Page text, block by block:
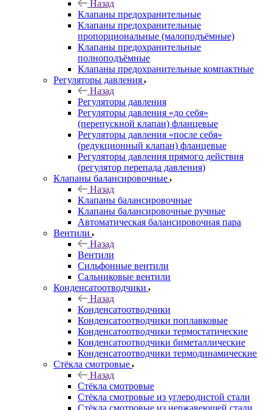
Назад
Клапаны предохранительные
Клапаны предохранительные
пропорциональные (малоподъёмные)
Клапаны предохранительные
полноподъёмные
Клапаны предохранительные компактные
Регуляторы давления
Назад
Регуляторы давления
Регуляторы давления «до себя»
(перепускной клапан) фланцевые
Регуляторы давления «после себя»
(редукционный клапан) фланцевые
Регуляторы давления прямого действия
(регулятор перепада давления)
Клапаны балансировочные
Назад
Клапаны балансировочные
Клапаны балансировочные ручные
Автоматическая балансировочная пара
Вентили
Назад
Вентили
Сильфонные вентили
Сальниковые вентили
Конденсатоотводчики
Назад
Конденсатоотводчики
Конденсатоотводчики поплавковые
Конденсатоотводчики термостатические
Конденсатоотводчики биметаллические
Конденсатоотводчики термодинамические
Стёкла смотровые
Назад
Стёкла смотровые
Стёкла смотровые из углеродистой стали
Стёкла смотровые из нержавеющей стали